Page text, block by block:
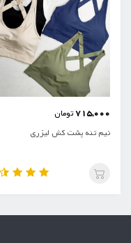
715,000تومان
نیم تنه پشت کش لیزری